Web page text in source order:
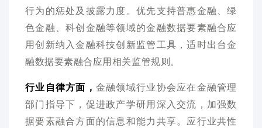
行为的惩处及披露力度。优先支持普惠金融、绿
色金融、科创金融等领域的金融数据要素融合应
用创新纳入金融科技创新监管工具，适时出台金
融数据要素融合应用相关监管规则。
行业自律方面， 金融领域行业协会应在金融管理
部门指导下，促进政产学研用深入交流，加强数
据要素融合方面的信息和能力共享。应行业共性